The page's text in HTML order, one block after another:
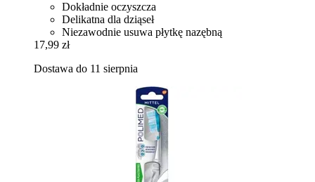
Dokładnie oczyszcza
Delikatna dla dziąseł
Niezawodnie usuwa płytkę nazębną
17,99 zł
Dostawa do 11 sierpnia